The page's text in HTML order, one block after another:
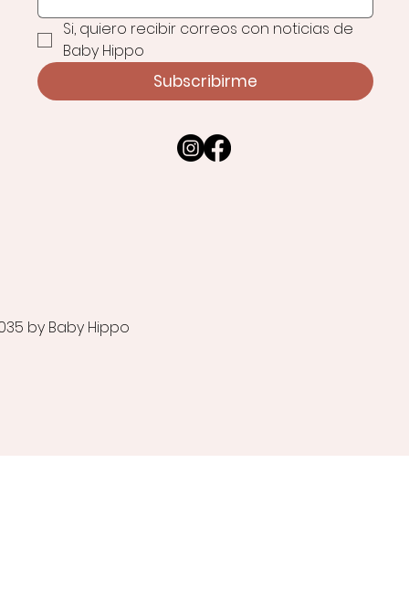
Si, quiero recibir correos con noticias de
Baby Hippo
Subscribirme
by Baby Hippo